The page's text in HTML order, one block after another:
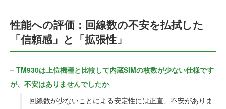
性能への評価：回線数の不安を払拭した
「信頼感」と「拡張性」
– TM930は上位機種と比較して内蔵SIMの枚数が少ない仕様です
が、不安はありませんでしたか
回線数が少ないことによる安定性には正直、不安がありま